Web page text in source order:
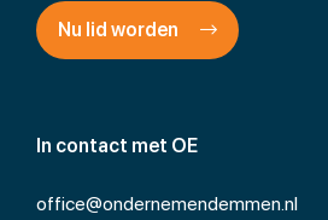
In contact met OE
office@ondernemendemmen.nl
Nu lid worden